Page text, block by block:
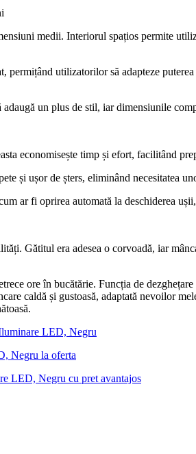
medii. Interiorul spațios permite
utilizatorilor să adapteze
un plus de stil, iar dimensiunile
economisește timp și efort, facilitând
și ușor de șters, eliminând necesitatea
ar fi oprirea automată la deschiderea
Gătitul era adesea o corvoadă, iar
ore în bucătărie. Funcția de
caldă și gustoasă, adaptată nevoilor
LED, Negru
Negru la oferta
LED, Negru cu pret avantajos